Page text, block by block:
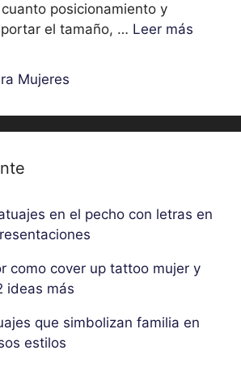
posicionamiento y
el tamaño, … Leer más
Mujeres
en el pecho con letras en
como cover up tattoo mujer y
ideas más
que simbolizan familia en
estilos